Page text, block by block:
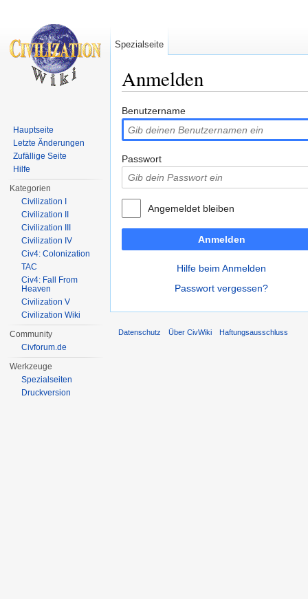
Anmelden
Benutzername
Passwort
Angemeldet bleiben
Anmelden
Hilfe beim Anmelden
Passwort vergessen?
Spezialseite
Hauptseite
Letzte Änderungen
Zufällige Seite
Hilfe
Kategorien
Civilization I
Civilization II
Civilization III
Civilization IV
Civ4: Colonization
TAC
Civ4: Fall From
Heaven
Civilization V
Civilization Wiki
Community
Civforum.de
Werkzeuge
Spezialseiten
Druckversion
Datenschutz Über CivWiki Haftungsausschluss